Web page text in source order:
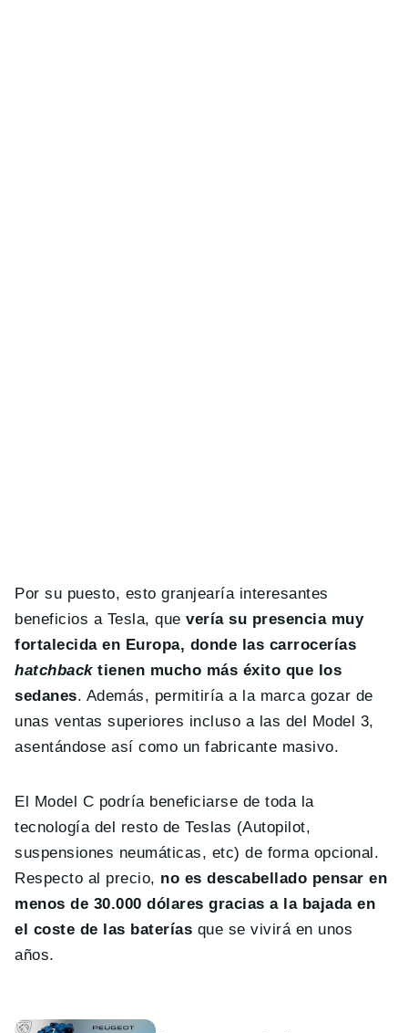
Por su puesto, esto granjearía interesantes
beneficios a Tesla, quevería su presencia muy
fortalecida en Europa, donde las carrocerías
hatchbacktienen mucho más éxito que los
sedanes. Además, permitiría a la marca gozar de
unas ventas superiores incluso a las del Model 3,
asentándose así como un fabricante masivo.
El Model C podría beneficiarse de toda la
tecnología del resto de Teslas (Autopilot,
suspensiones neumáticas, etc) de forma opcional.
Respecto al precio, no es descabellado pensar en
menos de 30.000 dólares gracias a la bajada en
el coste de las baterías que se vivirá en unos
años.